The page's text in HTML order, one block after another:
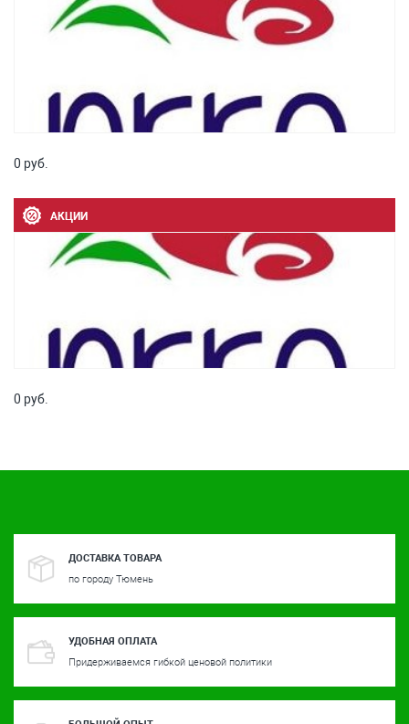
0 руб.
АКЦИИ
0 руб.
ДОСТАВКА ТОВАРА
по городу Тюмень
УДОБНАЯ ОПЛАТА
Придерживаемся гибкой ценовой политики